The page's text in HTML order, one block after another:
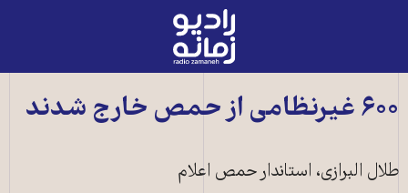
رادیو
زمانه
به
صفحه
۶۰۰ غيرنظامی از حمص خارج شدند
طلال البرازی، استاندار حمص اعلام